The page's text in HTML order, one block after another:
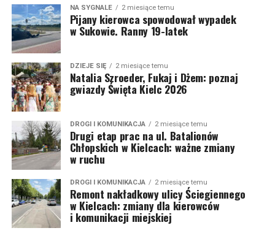
NA SYGNALE 2 miesiące temu
Pijany kierowca spowodował wypadek
w Sukowie. Ranny 19-latek
DZIEJE SIĘ 2 miesiące temu
Natalia Szroeder, Fukaj i Dżem: poznaj
gwiazdy Święta Kielc 2026
DROGI I KOMUNIKACJA 2 miesiące temu
Drugi etap prac na ul. Batalionów
Chłopskich w Kielcach: ważne zmiany
w ruchu
DROGI I KOMUNIKACJA 2 miesiące temu
Remont nakładkowy ulicy Ściegiennego
w Kielcach: zmiany dla kierowców
i komunikacji miejskiej